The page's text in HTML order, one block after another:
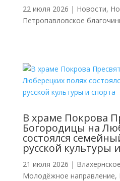
22 июля 2026 | Новости,
Петропавловское
В храме Покрова
Богородицы на
состоялся
русской культуры
21 июля 2026 |
Молодёжное направление,